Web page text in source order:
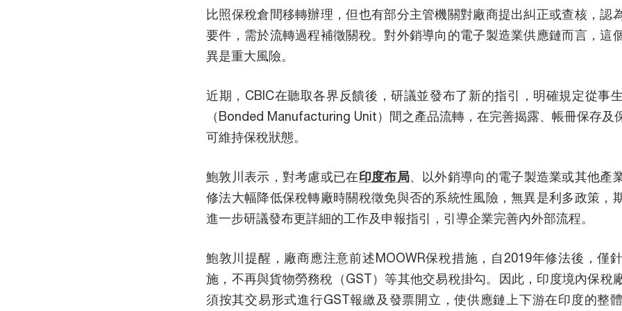
比照保稅倉間移轉辦理，但也有部分主管機關對廠商提出糾正或查核，認
要件，需於流轉過程補徵關稅。對外銷導向的電子製造業供應鏈而言，這
異是重大風險。
近期，CBIC在聽取各界反饋後，研議並發布了新的指引，明確規定從事
（Bonded Manufacturing Unit）間之產品流轉，在完善揭露、帳冊保存及
可維持保稅狀態。
鮑敦川表示，對考慮或已在印度布局、以外銷導向的電子製造業或其他產
修法大幅降低保稅轉廠時關稅徵免與否的系統性風險，無異是利多政策，
進一步研議發布更詳細的工作及申報指引，引導企業完善內外部流程。
鮑敦川提醒，廠商應注意前述MOOWR保稅措施，自2019年修法後，僅
施，不再與貨物勞務稅（GST）等其他交易稅掛勾。因此，印度境內保稅
須按其交易形式進行GST報繳及發票開立，使供應鏈上下游在印度的整